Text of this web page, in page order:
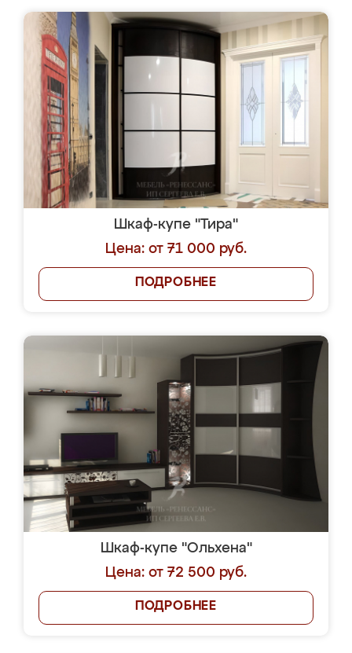
Шкаф-купе "Тира"
Цена: от 71 000 руб.
ПОДРОБНЕЕ
Шкаф-купе "Ольхена"
Цена: от 72 500 руб.
ПОДРОБНЕЕ